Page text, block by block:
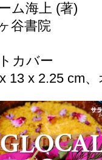
ム海上 (著)
谷書院
カバー
13 x 2.25 cm